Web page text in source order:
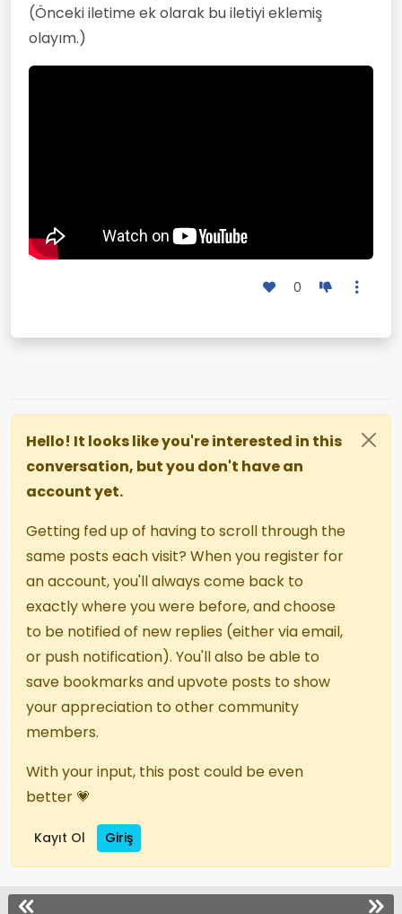
(Önceki iletime ek olarak bu iletiyi eklemiş
olayım.)
0
Hello! It looks like you're interested in this
conversation, but you don't have an
account yet.
Getting fed up of having to scroll through the
same posts each visit? When you register for
an account, you'll always come back to
exactly where you were before, and choose
to be notified of new replies (either via email,
or push notification). You'll also be able to
save bookmarks and upvote posts to show
your appreciation to other community
members.
With your input, this post could be even
better 💗
Kayıt Ol Giriş